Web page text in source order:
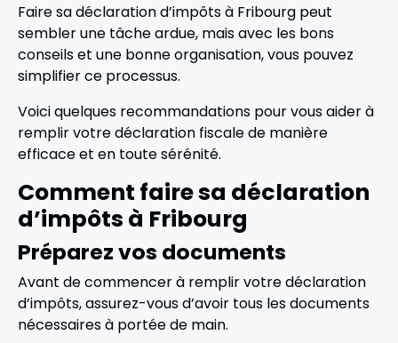
Faire sa déclaration d’impôts à Fribourg peut
sembler une tâche ardue, mais avec les bons
conseils et une bonne organisation, vous pouvez
simplifier ce processus.
Voici quelques recommandations pour vous aider à
remplir votre déclaration fiscale de manière
efficace et en toute sérénité.
Comment faire sa déclaration
d’impôts à Fribourg
Préparez vos documents
Avant de commencer à remplir votre déclaration
d’impôts, assurez-vous d’avoir tous les documents
nécessaires à portée de main.